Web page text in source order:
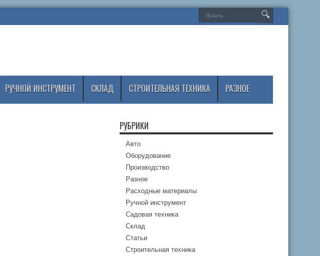
РУЧНОЙ ИНСТРУМЕНТ СКЛАД СТРОИТЕЛЬНАЯ ТЕХНИКА РАЗНОЕ
РУБРИКИ
Авто
Оборудование
Производство
Разное
Расходные материалы
Ручной инструмент
Садовая техника
Склад
Статьи
Строительная техника